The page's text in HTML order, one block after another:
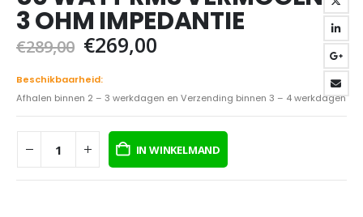
3 OHM IMPEDANTIE
€289,00 Oorspronkelijke
was:
€289,00.
€269,00
€269,00.
Beschikbaarheid:
Afhalen binnen 2 – 3 werkdagen en Verzending binnen 3 – 4 werkdagen
IN WINKELMAND